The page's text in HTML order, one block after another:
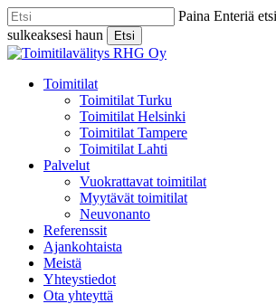
Skip
to
main
content
Paina Enteriä
sulkeaksesi haun
Etsi
Close
Menu
Toimitilat
Toimitilat Turku
Toimitilat Helsinki
Toimitilat Tampere
Toimitilat Lahti
Palvelut
Vuokrattavat toimitilat
Myytävät toimitilat
Neuvonanto
Referenssit
Ajankohtaista
Meistä
Yhteystiedot
Ota yhteyttä